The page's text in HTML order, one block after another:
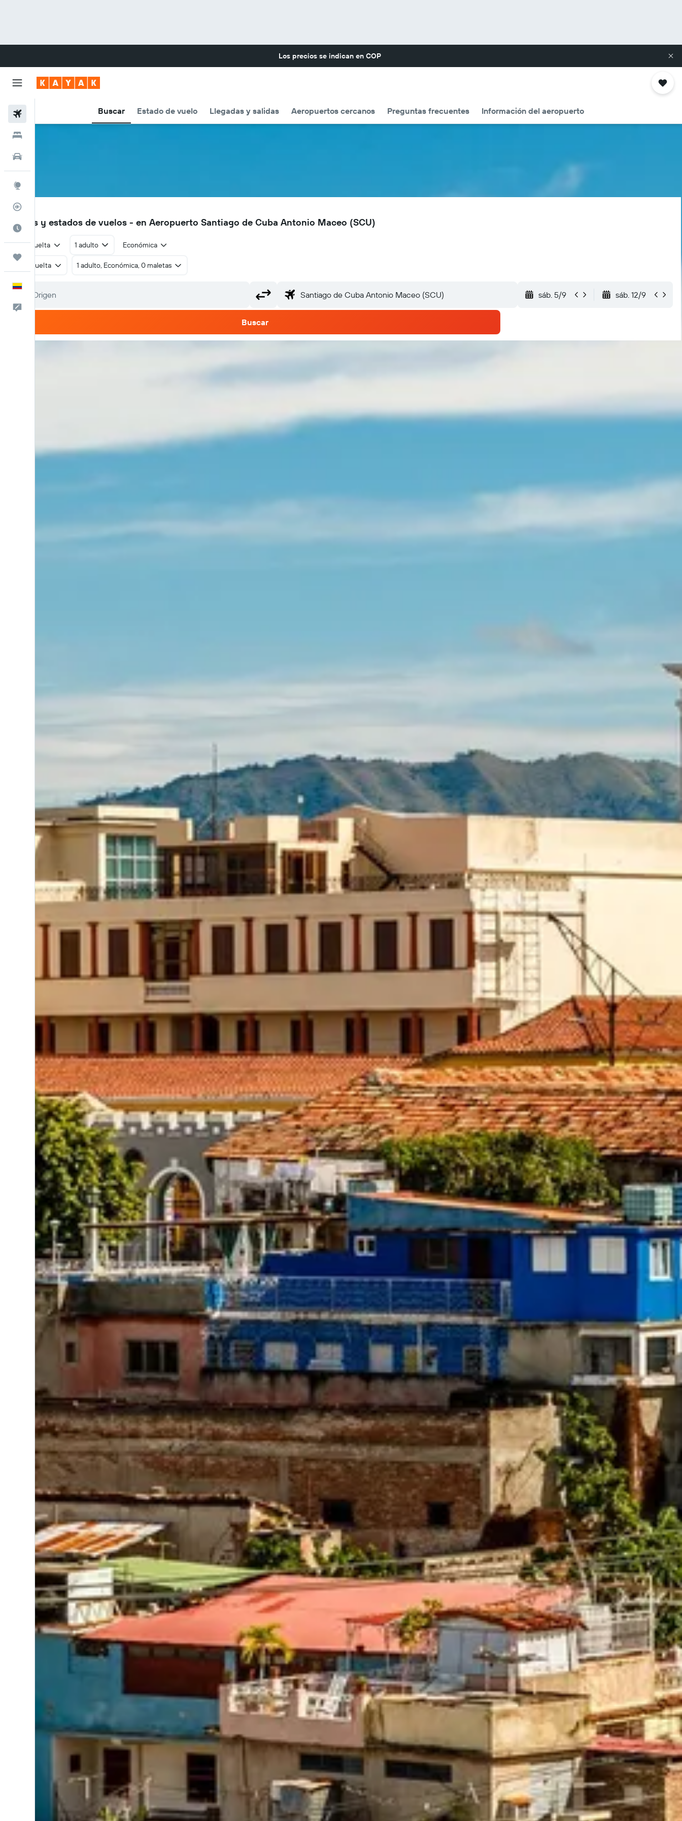
Los precios se indican en COP
Buscar Estado de vuelo Llegadas y salidas Aeropuertos cercanos Preguntas frecuentes Información del aeropuerto
Cuándo ir
SCU
Vuelos y estados de vuelos - en Aeropuerto Santiago de Cuba Antonio Maceo (SCU)
Ida y vuelta 1 adulto Económica
Ida y vuelta 1 adulto, Económica, 0 maletas
sáb. 5/9 sáb. 12/9
Buscar